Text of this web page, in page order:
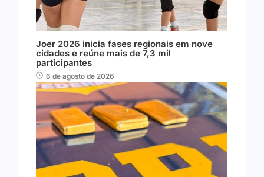
Joer 2026 inicia fases regionais em nove
cidades e reúne mais de 7,3 mil
participantes
6 de agosto de 2026